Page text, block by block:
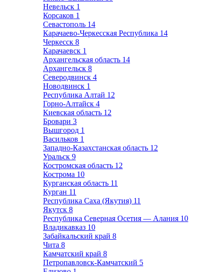
Невельск 1
Корсаков 1
Севастополь 14
Карачаево-Черкесская Республика 14
Черкесск 8
Карачаевск 1
Архангельская область 14
Архангельск 8
Северодвинск 4
Новодвинск 1
Республика Алтай 12
Горно-Алтайск 4
Киевская область 12
Бровари 3
Вышгород 1
Васильков 1
Западно-Казахстанская область 12
Уральск 9
Костромская область 12
Кострома 10
Курганская область 11
Курган 11
Республика Саха (Якутия) 11
Якутск 8
Республика Северная Осетия — Алания 10
Владикавказ 10
Забайкальский край 8
Чита 8
Камчатский край 8
Петропавловск-Камчатский 5